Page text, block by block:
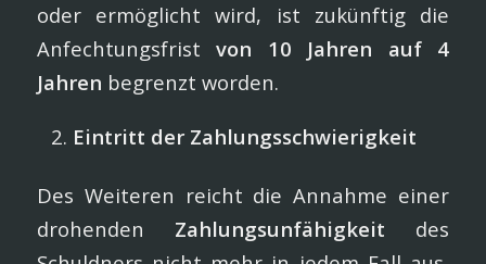
oder ermöglicht wird, ist zukünftig die
Anfechtungsfristvon 10 Jahren auf 4
Jahren begrenzt worden.
Eintritt der Zahlungsschwierigkeit
Des Weiteren reicht die Annahme einer
drohenden Zahlungsunfähigkeit des